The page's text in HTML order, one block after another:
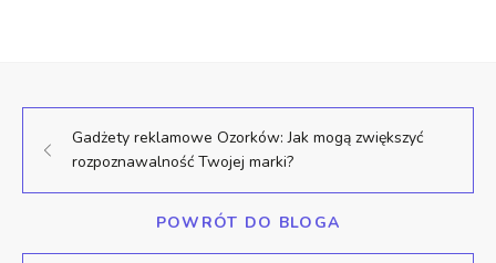
Gadżety reklamowe Ozorków: Jak mogą zwiększyć
rozpoznawalność Twojej marki?
POWRÓT DO BLOGA